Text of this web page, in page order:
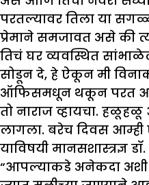
परतल्यावर तिला या
प्रेमाने समजावत असे की
तिचं घर व्यवस्थित
सोडून दे, हे ऐकून मी
ऑफिसमधून थकून परत
तो नाराज व्हायचा.
लागला. बरेच दिवस आम्ही
याविषयी मानसशास्त्रज्ञ
“आपल्याकडे अनेकदा